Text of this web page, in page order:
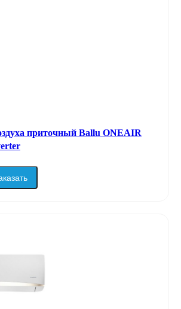
приточный Ballu ONEAIR